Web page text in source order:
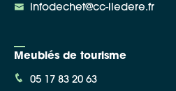
infodechet@cc-iledere.fr
Meublés de tourisme
05 17 83 20 63